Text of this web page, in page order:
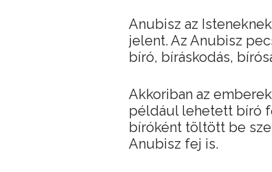
Anubisz az
jelent. Az Anubisz
bíró, bíráskodás,
Akkoriban az
például lehetett bíró
bíróként töltött be
Anubisz fej is.